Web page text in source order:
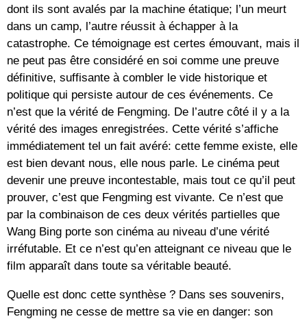
dont ils sont avalés par la machine étatique; l’un meurt
dans un camp, l’autre réussit à échapper à la
catastrophe. Ce témoignage est certes émouvant, mais il
ne peut pas être considéré en soi comme une preuve
définitive, suffisante à combler le vide historique et
politique qui persiste autour de ces événements. Ce
n’est que la vérité de Fengming. De l’autre côté il y a la
vérité des images enregistrées. Cette vérité s’affiche
immédiatement tel un fait avéré: cette femme existe, elle
est bien devant nous, elle nous parle. Le cinéma peut
devenir une preuve incontestable, mais tout ce qu’il peut
prouver, c’est que Fengming est vivante. Ce n’est que
par la combinaison de ces deux vérités partielles que
Wang Bing porte son cinéma au niveau d’une vérité
irréfutable. Et ce n’est qu’en atteignant ce niveau que le
film apparaît dans toute sa véritable beauté.
Quelle est donc cette synthèse ? Dans ses souvenirs,
Fengming ne cesse de mettre sa vie en danger: son